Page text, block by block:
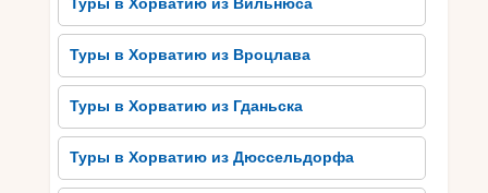
Лучшее время для отдыха в
Хорватии: советы и
рекомендации
Хорватия – страна, которая предлагает своим
посетителям множество возможностей для
Туры в Хорватию из Вильнюса
Туры в Хорватию из Вроцлава
Туры в Хорватию из Гданьска
Туры в Хорватию из Дюссельдорфа